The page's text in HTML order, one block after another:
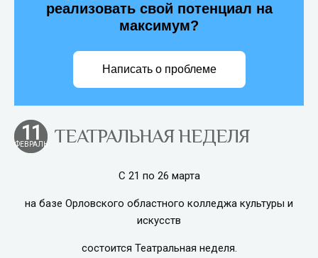
реализовать свой потенциал на
максимум?
Написать о проблеме
11
ФЕВРАЛЬ ТЕАТРАЛЬНАЯ НЕДЕЛЯ
С 21 по 26 марта
на базе Орловского областного колледжа культуры и
искусств
состоится Театральная неделя.